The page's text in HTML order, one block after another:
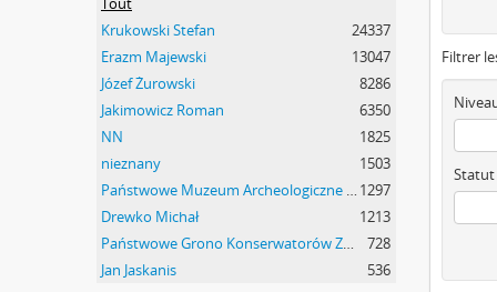
Krukowski Stefan
24337
Erazm Majewski
13047
Józef Żurowski
8286
Jakimowicz Roman
6350
NN
1825
nieznany
1503
Państwowe Muzeum Archeologiczne w Warszawie 1297
Drewko Michał
1213
Państwowe Grono Konserwatorów Zabytków Przedhistorycznych Michał Drewko
728
Jan Jaskanis
536
Filtrer